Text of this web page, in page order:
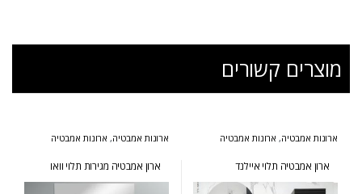
מוצרים קשורים
ארונות אמבטיה, ארונות אמבטיה
ארונות שירות
ארון אמבטיה תלוי איילנד
ארונות אמבטיה, ארונות אמבטיה
ארון אמבטיה מגירות תלוי וואו